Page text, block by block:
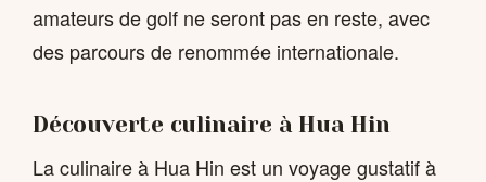
amateurs de golf ne seront pas en reste, avec
des parcours de renommée internationale.
Découverte culinaire à Hua Hin
La culinaire à Hua Hin est un voyage gustatif à